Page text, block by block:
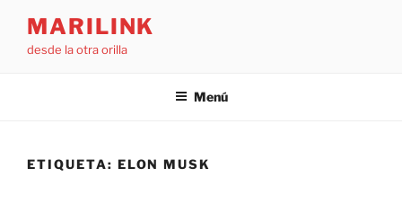
contenido
MARILINK
desde la otra orilla
Menú
ETIQUETA: ELON MUSK